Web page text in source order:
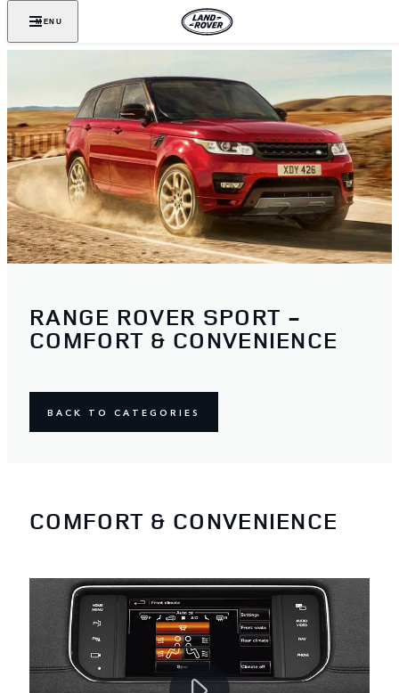
MENU
RANGE ROVER SPORT -
COMFORT & CONVENIENCE
BACK TO CATEGORIES
COMFORT & CONVENIENCE